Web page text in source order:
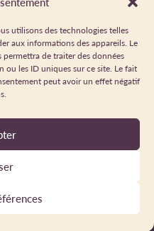
utilisons des technologies telles
aux informations des appareils. Le
de traiter des données
les ID uniques sur ce site. Le fait
peut avoir un effet négatif
Cookies Mentions légales